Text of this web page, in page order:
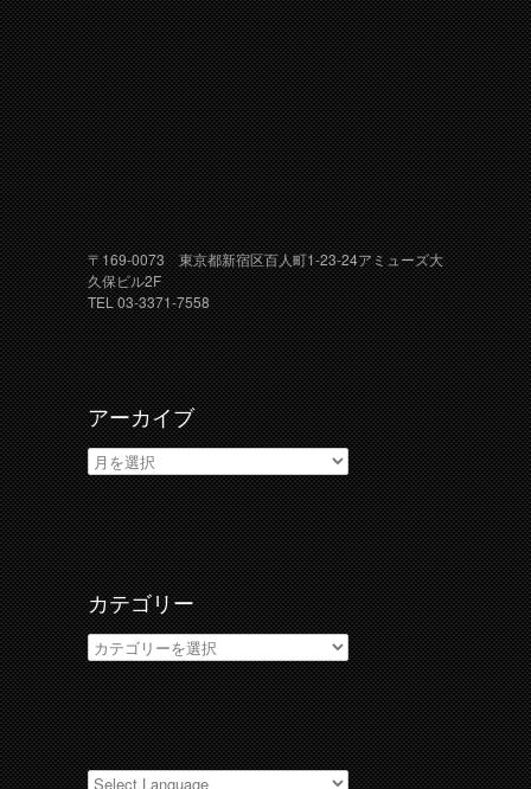
〒169-0073 東京都新宿区百人町1-23-24アミューズ大
久保ビル2F
TEL 03-3371-7558
アーカイブ
ア
ー
カ
イ
ブ
カテゴリー
カ
テ
ゴ
リ
ー